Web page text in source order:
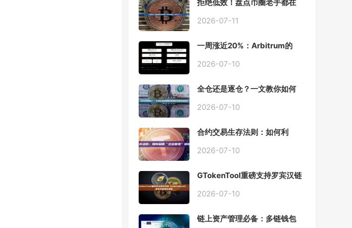
拒绝低效！盘点币圈老手都在
具
2026-07-11
一周涨近20%：Arbitrum的
Chain一夜盘活
2026-07-10
全仓还是逐仓？一文教你如何
2026-07-10
合约交易生存法则：如何利
2026-07-10
GTokenTool重磅支持罗宾汉链
程全解析
2026-07-10
链上资产管理必备：多链钱包